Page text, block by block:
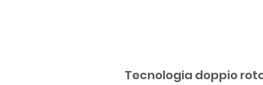
Tecnologia doppio